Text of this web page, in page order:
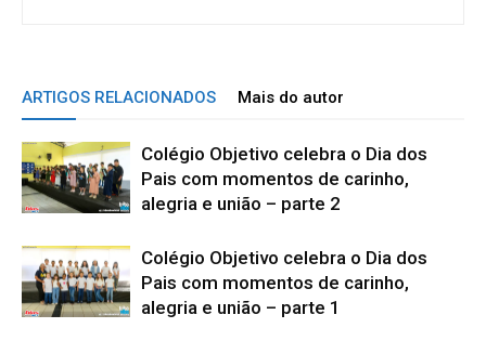
ARTIGOS RELACIONADOS Mais do autor
Colégio Objetivo celebra o Dia dos
Pais com momentos de carinho,
alegria e união – parte 2
Colégio Objetivo celebra o Dia dos
Pais com momentos de carinho,
alegria e união – parte 1